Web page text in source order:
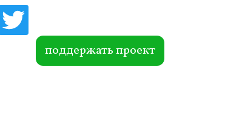
itte
r поддержать проект